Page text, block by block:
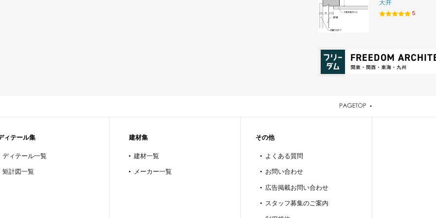
天井
5
ィテール集
ディテール一覧
矩計図一覧
建材集
建材一覧
メーカー一覧
その他
よくある質問
お問い合わせ
広告掲載お問い合わせ
スタッフ募集のご案内